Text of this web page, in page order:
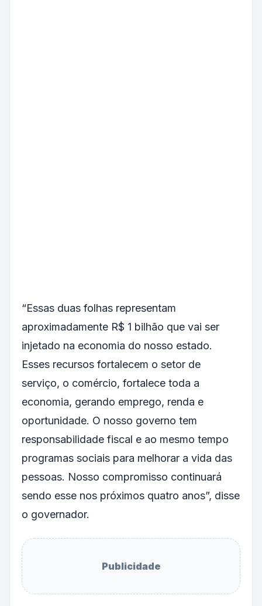
“Essas duas folhas representam
aproximadamente R$ 1 bilhão que vai ser
injetado na economia do nosso estado.
Esses recursos fortalecem o setor de
serviço, o comércio, fortalece toda a
economia, gerando emprego, renda e
oportunidade. O nosso governo tem
responsabilidade fiscal e ao mesmo tempo
programas sociais para melhorar a vida das
pessoas. Nosso compromisso continuará
sendo esse nos próximos quatro anos”, disse
o governador.
Publicidade